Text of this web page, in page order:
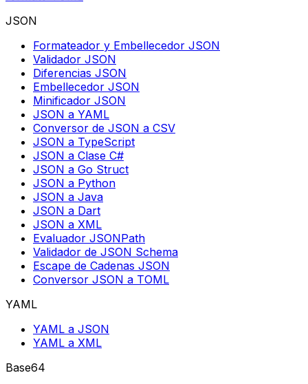
JSON
Formateador y Embellecedor JSON
Validador JSON
Diferencias JSON
Embellecedor JSON
Minificador JSON
JSON a YAML
Conversor de JSON a CSV
JSON a TypeScript
JSON a Clase C#
JSON a Go Struct
JSON a Python
JSON a Java
JSON a Dart
JSON a XML
Evaluador JSONPath
Validador de JSON Schema
Escape de Cadenas JSON
Conversor JSON a TOML
YAML
YAML a JSON
YAML a XML
Base64